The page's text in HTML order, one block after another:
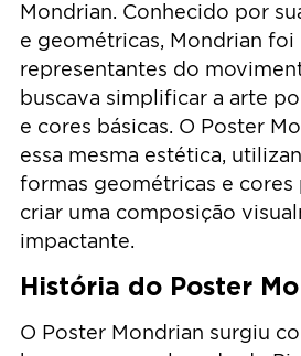
Mondrian. Conhecido por
e geométricas, Mondrian
representantes do
buscava simplificar a arte
e cores básicas. O Poster
essa mesma estética,
formas geométricas e cores
criar uma composição
impactante.
História do Poster
O Poster Mondrian surgiu